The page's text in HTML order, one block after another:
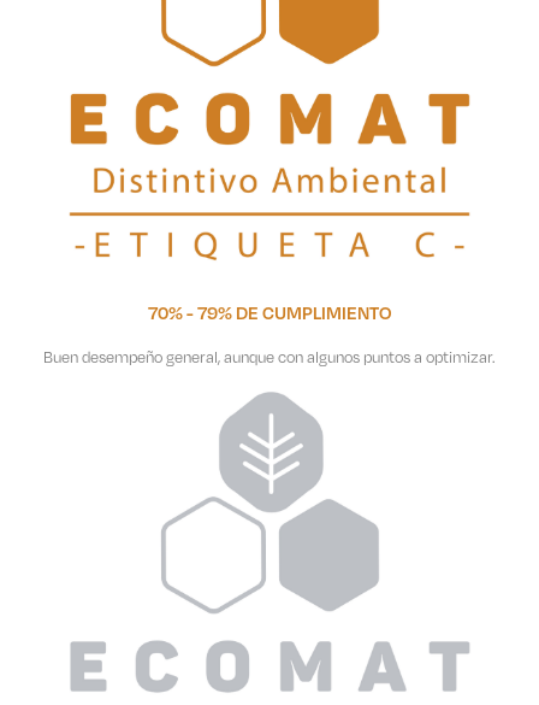
70% - 79% DE CUMPLIMIENTO
Buen desempeño general, aunque con algunos puntos a optimizar.